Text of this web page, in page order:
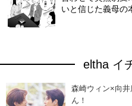
いと信じた義母の
eltha イ
森崎ウィン×向井
ん！